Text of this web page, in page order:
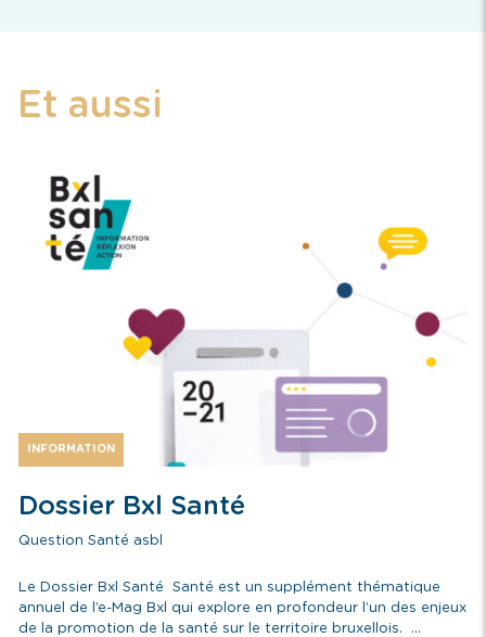
Et aussi
INFORMATION
Dossier Bxl Santé
Question Santé asbl
Le Dossier Bxl Santé Santé est un supplément thématique
annuel de l’e-Mag Bxl qui explore en profondeur l’un des enjeux
de la promotion de la santé sur le territoire bruxellois. ...